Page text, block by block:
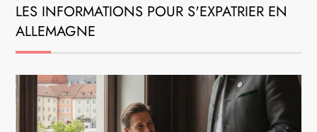
LES INFORMATIONS POUR S'EXPATRIER EN
ALLEMAGNE